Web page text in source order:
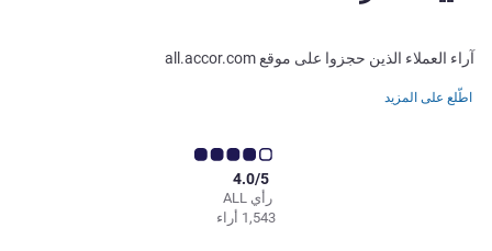
آراء العملاء الذين حجزوا على موقع all.accor.com
اطّلع على المزيد
رأي ALL
4.0/5
1,543 أراء